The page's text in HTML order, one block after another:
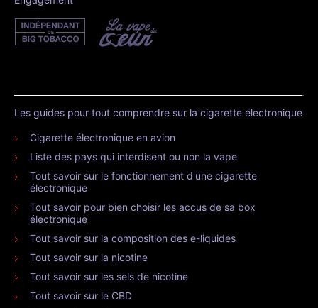
Les guides pour tout comprendre sur la cigarette électronique
Cigarette électronique en avion
Liste des pays qui interdisent ou non la vape
Tout savoir sur le fonctionnement d'une cigarette
électronique
Tout savoir pour bien choisir les accus de sa box
électronique
Tout savoir sur la composition des e-liquides
Tout savoir sur la nicotine
Tout savoir sur les sels de nicotine
Tout savoir sur le CBD